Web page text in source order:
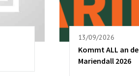
13/09/2026
Kommt ALL an de
Mariendall 2026